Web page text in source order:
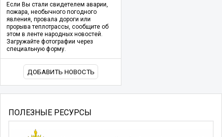
Если Вы стали свидетелем аварии,
пожара, необычного погодного
явления, провала дороги или
прорыва теплотрассы, сообщите об
этом в ленте народных новостей.
Загружайте фотографии через
специальную форму.
ДОБАВИТЬ НОВОСТЬ
ПОЛЕЗНЫЕ РЕСУРСЫ